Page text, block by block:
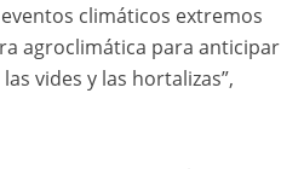
climáticos extremos
agroclimática para anticipar
vides y las hortalizas”,